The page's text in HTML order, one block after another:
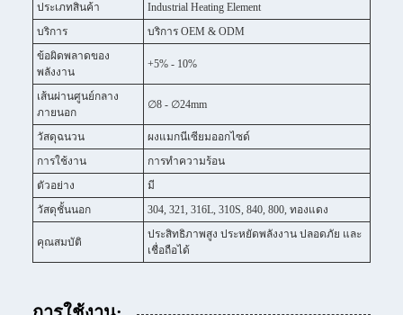
ประเภทสินค้า
Industrial Heating Element
บริการ
บริการ OEM & ODM
ข้อผิดพลาดของ
พลังงาน
+5% - 10%
เส้นผ่านศูนย์กลาง
ภายนอก
∅8 - ∅24mm
วัสดุฉนวน
ผงแมกนีเซียมออกไซด์
การใช้งาน
การทำความร้อน
ตัวอย่าง
มี
วัสดุชั้นนอก
304, 321, 316L, 310S, 840, 800, ทองแดง
คุณสมบัติ
ประสิทธิภาพสูง ประหยัดพลังงาน ปลอดภัย และ
เชื่อถือได้